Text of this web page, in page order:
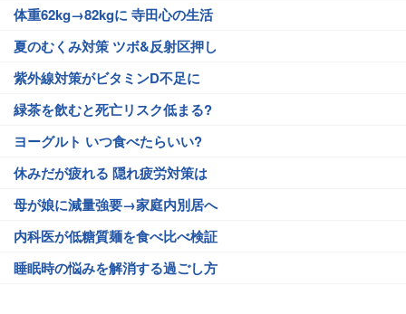
体重62kg→82kgに 寺田心の生活
夏のむくみ対策 ツボ&反射区押し
紫外線対策がビタミンD不足に
緑茶を飲むと死亡リスク低まる?
ヨーグルト いつ食べたらいい?
休みだが疲れる 隠れ疲労対策は
母が娘に減量強要→家庭内別居へ
内科医が低糖質麺を食べ比べ検証
睡眠時の悩みを解消する過ごし方